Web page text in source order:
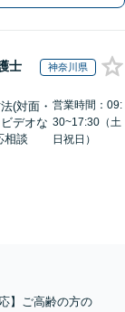
士 神奈川県
(対面・
デオな
相談
営業時間：09:
30~17:30（土
日祝日）
】ご高齢の方の